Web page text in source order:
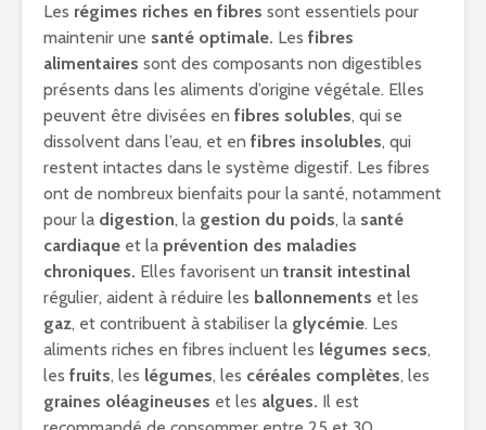
Les régimes riches en fibres sont essentiels pour
maintenir une santé optimale. Les fibres
alimentaires sont des composants non digestibles
présents dans les aliments d’origine végétale. Elles
peuvent être divisées en fibres solubles, qui se
dissolvent dans l’eau, et en fibres insolubles, qui
restent intactes dans le système digestif. Les fibres
ont de nombreux bienfaits pour la santé, notamment
pour la digestion, la gestion du poids, la santé
cardiaque et la prévention des maladies
chroniques. Elles favorisent un transit intestinal
régulier, aident à réduire les ballonnements et les
gaz, et contribuent à stabiliser la glycémie. Les
aliments riches en fibres incluent les légumes secs,
les fruits, les légumes, les céréales complètes, les
graines oléagineuses et les algues. Il est